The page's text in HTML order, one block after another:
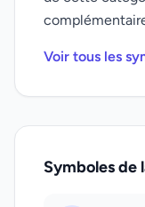
Voir tous les
Symboles de